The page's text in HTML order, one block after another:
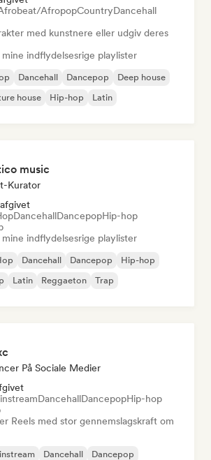
AfropopCountryDancehall
med kunstnere eller udgiv deres
indflydelsesrige playlister
Dancehall Dancepop
Deep house
house Hip-hop Latin
music
Kurator
DancehallDancepopHip-hop
indflydelsesrige playlister
Dancehall Dancepop
Hip-hop
Latin Reggaeton Trap
På Sociale Medier
DancehallDancepopHip-hop
Reels med stor gennemslagskraft om
Dancehall
Dancepop